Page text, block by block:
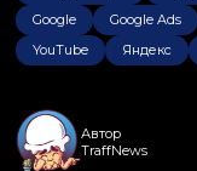
Google
Google Ads
YouTube
Яндекс
Автор
TraffNews